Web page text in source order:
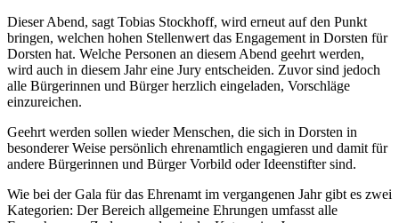
Dieser Abend, sagt Tobias Stockhoff, wird erneut auf den Punkt
bringen, welchen hohen Stellenwert das Engagement in Dorsten für
Dorsten hat. Welche Personen an diesem Abend geehrt werden,
wird auch in diesem Jahr eine Jury entscheiden. Zuvor sind jedoch
alle Bürgerinnen und Bürger herzlich eingeladen, Vorschläge
einzureichen.
Geehrt werden sollen wieder Menschen, die sich in Dorsten in
besonderer Weise persönlich ehrenamtlich engagieren und damit für
andere Bürgerinnen und Bürger Vorbild oder Ideenstifter sind.
Wie bei der Gala für das Ehrenamt im vergangenen Jahr gibt es zwei
Kategorien: Der Bereich allgemeine Ehrungen umfasst alle